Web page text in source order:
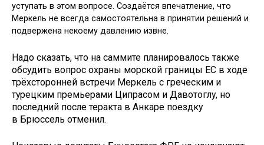
уступать в этом вопросе. Создаётся впечатление, что
Меркель не всегда самостоятельна в принятии решений и
подвержена некоему давлению извне.
Надо сказать, что на саммите планировалось также
обсудить вопрос охраны морской границы ЕС в ходе
трёхсторонней встречи Меркель с греческим и
турецким премьерами Ципрасом и Давотоглу, но
последний после теракта в Анкаре поездку
в Брюссель отменил.